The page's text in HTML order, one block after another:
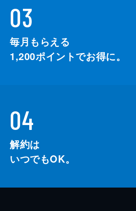
03
毎月もらえる
1,200ポイントでお得に。
04
解約は
いつでもOK。